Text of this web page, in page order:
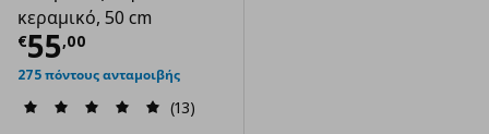
κεραμικό, 50 cm
€55,00
Τρέχουσα τιμή
275 πόντους ανταμοιβής
(13)